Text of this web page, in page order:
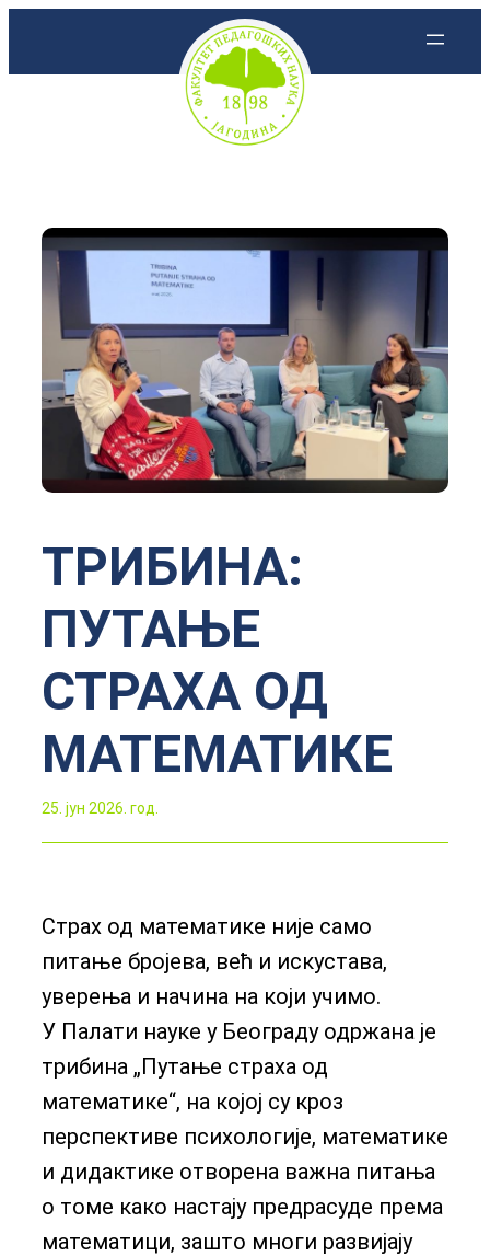
ТРИБИНА:
ПУТАЊЕ
СТРАХА ОД
МАТЕМАТИКЕ
25. јун 2026. год.
Страх од математике није само
питање бројева, већ и искустава,
уверења и начина на који учимо.
У Палати науке у Београду одржана је
трибина „Путање страха од
математике“, на којој су кроз
перспективе психологије, математике
и дидактике отворена важна питања
о томе како настају предрасуде према
математици, зашто многи развијају